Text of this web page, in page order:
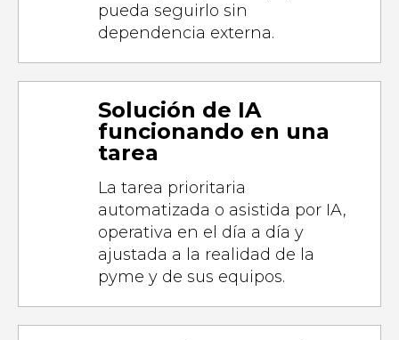
pueda seguirlo sin
dependencia externa.
Solución de IA
funcionando en una
tarea
La tarea prioritaria
automatizada o asistida por IA,
operativa en el día a día y
ajustada a la realidad de la
pyme y de sus equipos.